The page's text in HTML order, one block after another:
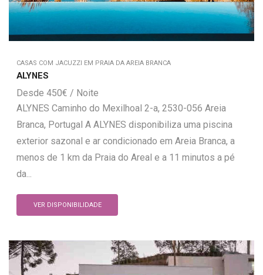
CASAS COM JACUZZI EM PRAIA DA AREIA BRANCA
ALYNES
450€
ALYNES Caminho do Mexilhoal 2-a, 2530-056 Areia
Branca, Portugal A ALYNES disponibiliza uma piscina
exterior sazonal e ar condicionado em Areia Branca, a
menos de 1 km da Praia do Areal e a 11 minutos a pé
da...
VER DISPONIBILIDADE